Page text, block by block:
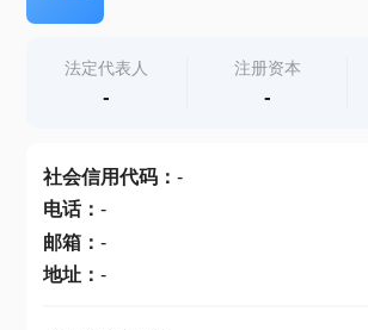
查产地
法定代表人
-
注册资本
-
社会信用代码： -
电话： -
邮箱： -
地址： -